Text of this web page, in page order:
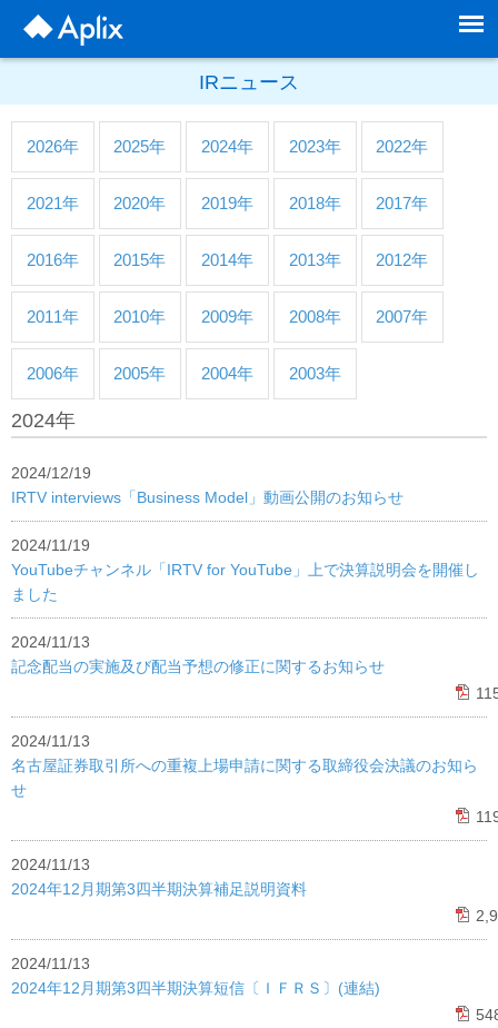
IRニュース
2026年 2025年 2024年 2023年 2022年
2021年 2020年 2019年 2018年 2017年
2016年 2015年 2014年 2013年 2012年
2011年 2010年 2009年 2008年 2007年
2006年 2005年 2004年 2003年
2024年
2024/12/19
IRTV interviews「Business Model」動画公開のお知らせ
2024/11/19
YouTubeチャンネル「IRTV for YouTube」上で決算説明会を開催し
ました
2024/11/13
記念配当の実施及び配当予想の修正に関するお知らせ
2024/11/13
名古屋証券取引所への重複上場申請に関する取締役会決議のお知ら
せ
2024/11/13
2024年12月期第3四半期決算補足説明資料
2024/11/13
2024年12月期第3四半期決算短信〔ＩＦＲＳ〕(連結)